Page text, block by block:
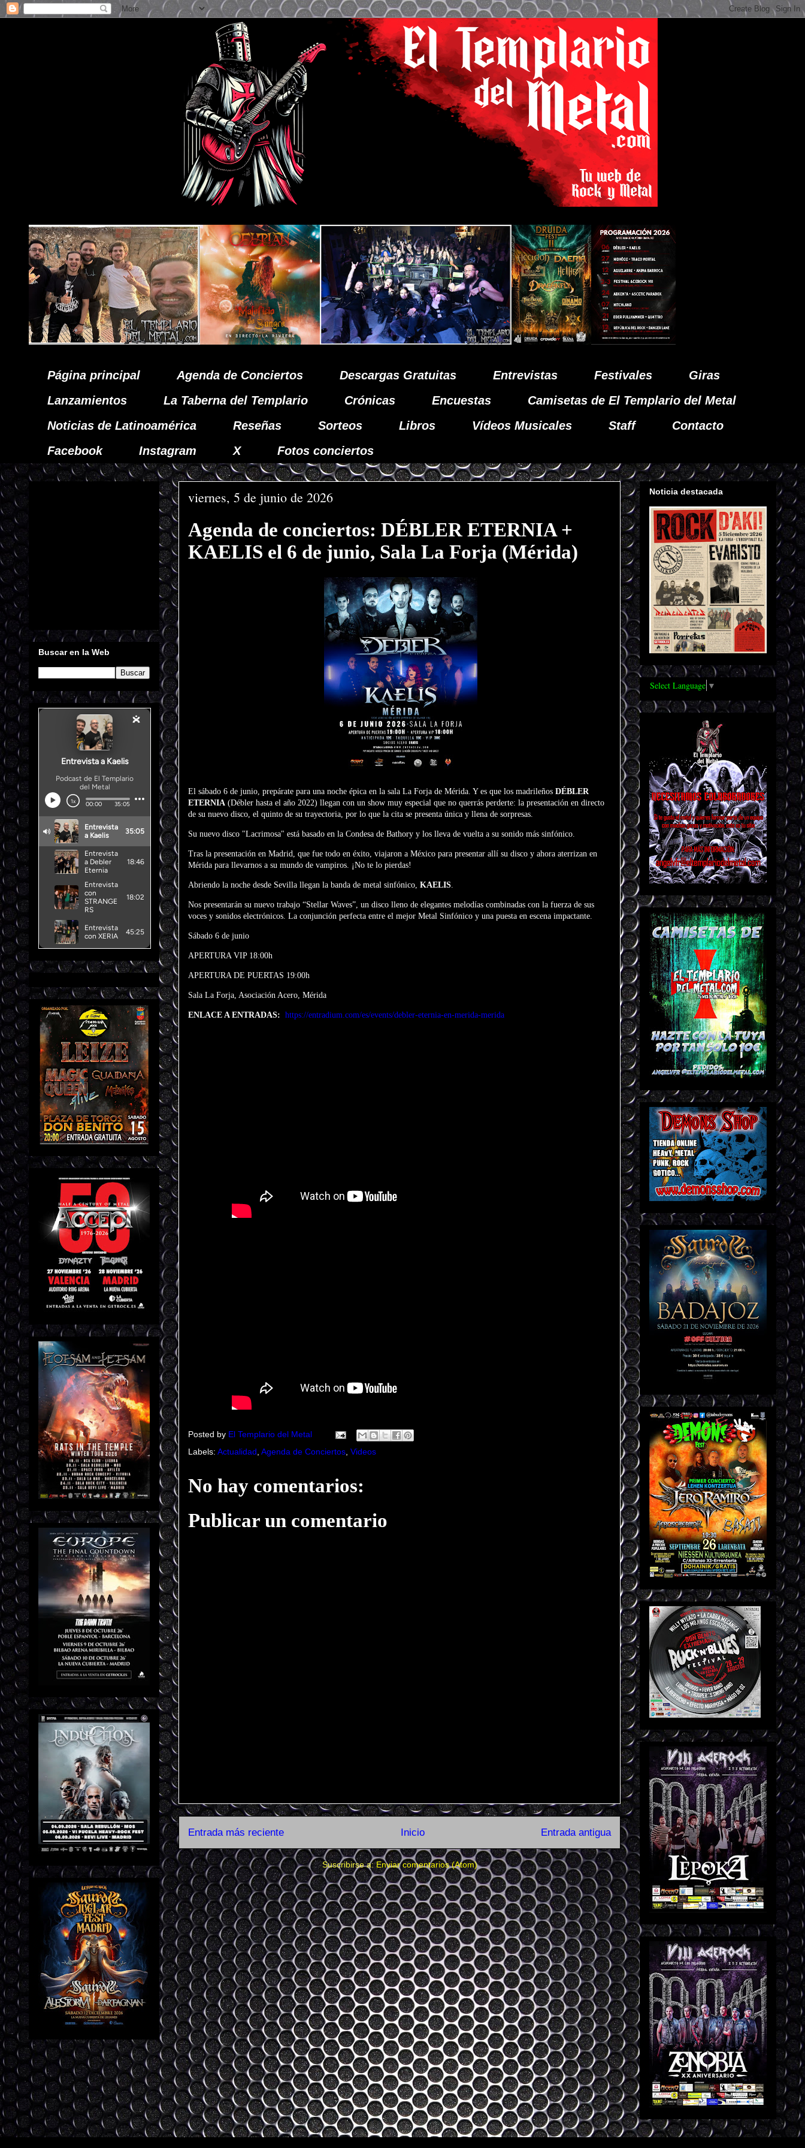
Página principal Agenda de Conciertos Descargas Gratuitas Entrevistas Festivales
Giras
Lanzamientos
La Taberna del Templario Crónicas Encuestas
Camisetas de El Templario del Metal
Noticias de Latinoamérica
Reseñas Sorteos Libros Vídeos Musicales Staff
Contacto
Facebook
Instagram X Fotos conciertos
viernes, 5 de junio de 2026
Agenda de conciertos: DÉBLER ETERNIA +
KAELIS el 6 de junio, Sala La Forja (Mérida)
El sábado 6 de junio, prepárate para una noche épica en la sala La Forja de Mérida. Y es que los madrileños DÉBLER
ETERNIA (Débler hasta el año 2022) llegan con un show muy especial que no querrás perderte: la presentación en directo
de su nuevo disco, el quinto de su trayectoria, por lo que la cita se presenta única y llena de sorpresas.
Su nuevo disco "Lacrimosa" está basado en la Condesa de Bathory y los lleva de vuelta a su sonido más sinfónico.
Tras la presentación en Madrid, que fue todo en éxito, viajaron a México para presentar allí su disco y ahora aterrizan en
Mérida para llevarnos a su mundo de vampiros. ¡No te lo pierdas!
Abriendo la noche desde Sevilla llegan la banda de metal sinfónico, KAELIS.
Nos presentarán su nuevo trabajo “Stellar Waves”, un disco lleno de elegantes melodías combinadas con la fuerza de sus
voces y sonidos electrónicos. La conjunción perfecta entre el mejor Metal Sinfónico y una puesta en escena impactante.
Sábado 6 de junio
APERTURA VIP 18:00h
APERTURA DE PUERTAS 19:00h
Sala La Forja, Asociación Acero, Mérida
ENLACE A ENTRADAS: https://entradium.com/es/events/debler-eternia-en-merida-merida
Posted by El Templario del Metal
Labels: Actualidad Agenda de Conciertos Videos
No hay comentarios:
Publicar un comentario
Entrada más reciente Entrada antigua
Inicio
Suscribirse a:Enviar comentarios (Atom)
Buscar en la Web
Noticia destacada
Select Language ▼